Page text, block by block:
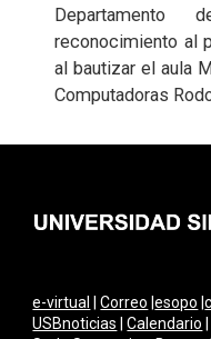
Departamento
reconocimiento al
al bautizar el aula
Computadoras
e-virtual |Correo |esopo |
USBnoticias |Calendario